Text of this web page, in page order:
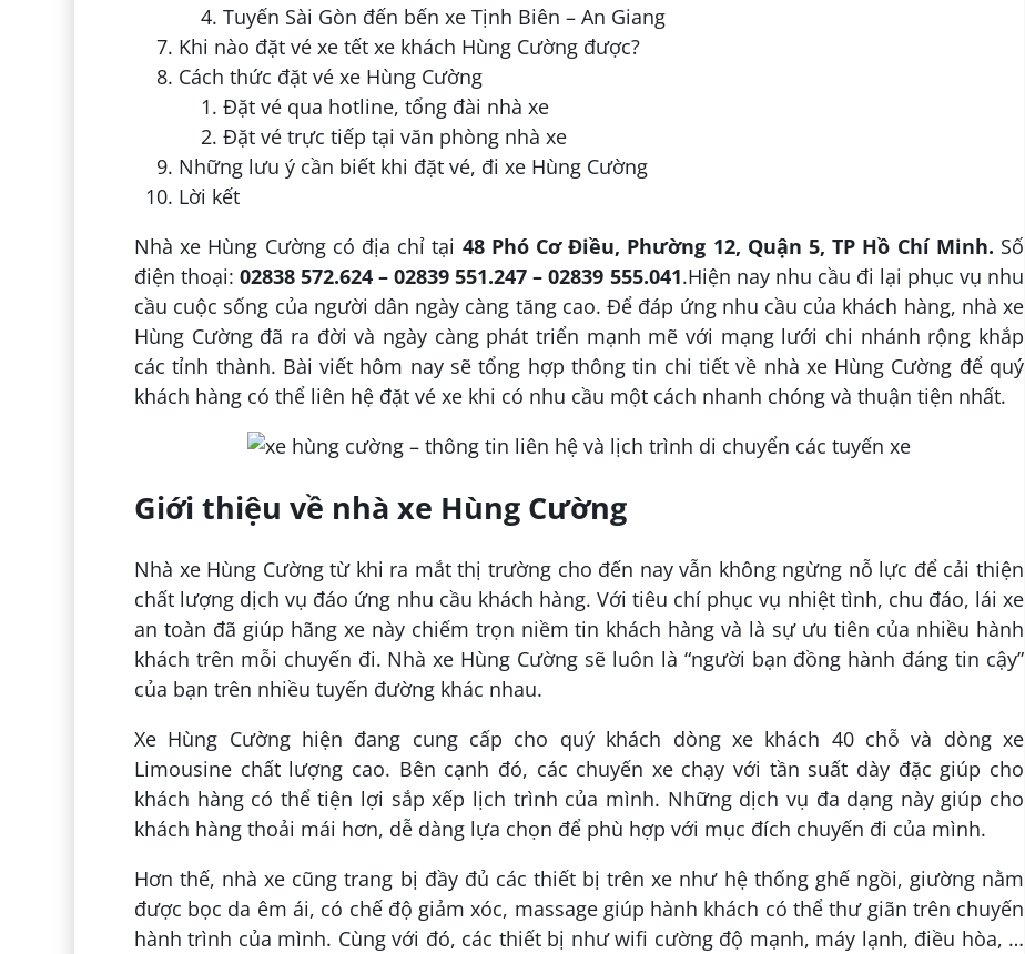
Tuyến Sài Gòn đến bến xe Tịnh Biên – An Giang
Khi nào đặt vé xe tết xe khách Hùng Cường được?
Cách thức đặt vé xe Hùng Cường
Đặt vé qua hotline, tổng đài nhà xe
Đặt vé trực tiếp tại văn phòng nhà xe
Những lưu ý cần biết khi đặt vé, đi xe Hùng Cường
Lời kết
Nhà xe Hùng Cường có địa chỉ tại 48 Phó Cơ Điều, Phường 12, Quận 5, TP Hồ Chí Minh. Số
điện thoại:02838 572.624 – 02839 551.247 – 02839 555.041.Hiện nay nhu cầu đi lại phục vụ nhu
cầu cuộc sống của người dân ngày càng tăng cao. Để đáp ứng nhu cầu của khách hàng, nhà xe
Hùng Cường đã ra đời và ngày càng phát triển mạnh mẽ với mạng lưới chi nhánh rộng khắp
các tỉnh thành. Bài viết hôm nay sẽ tổng hợp thông tin chi tiết về nhà xe Hùng Cường để quý
khách hàng có thể liên hệ đặt vé xe khi có nhu cầu một cách nhanh chóng và thuận tiện nhất.
Giới thiệu về nhà xe Hùng Cường
Nhà xe Hùng Cường từ khi ra mắt thị trường cho đến nay vẫn không ngừng nỗ lực để cải thiện
chất lượng dịch vụ đáo ứng nhu cầu khách hàng. Với tiêu chí phục vụ nhiệt tình, chu đáo, lái xe
an toàn đã giúp hãng xe này chiếm trọn niềm tin khách hàng và là sự ưu tiên của nhiều hành
khách trên mỗi chuyến đi. Nhà xe Hùng Cường sẽ luôn là “người bạn đồng hành đáng tin cậy”
của bạn trên nhiều tuyến đường khác nhau.
Xe Hùng Cường hiện đang cung cấp cho quý khách dòng xe khách 40 chỗ và dòng xe
Limousine chất lượng cao. Bên cạnh đó, các chuyến xe chạy với tần suất dày đặc giúp cho
khách hàng có thể tiện lợi sắp xếp lịch trình của mình. Những dịch vụ đa dạng này giúp cho
khách hàng thoải mái hơn, dễ dàng lựa chọn để phù hợp với mục đích chuyến đi của mình.
Hơn thế, nhà xe cũng trang bị đầy đủ các thiết bị trên xe như hệ thống ghế ngồi, giường nằm
được bọc da êm ái, có chế độ giảm xóc, massage giúp hành khách có thể thư giãn trên chuyến
hành trình của mình. Cùng với đó, các thiết bị như wifi cường độ mạnh, máy lạnh, điều hòa, …